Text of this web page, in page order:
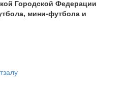
Городской Федерации
мини-футбола и